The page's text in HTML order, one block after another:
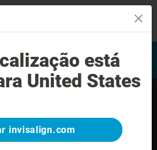
Encontrar um Invisalign
provider
está
United States
invisalign.com